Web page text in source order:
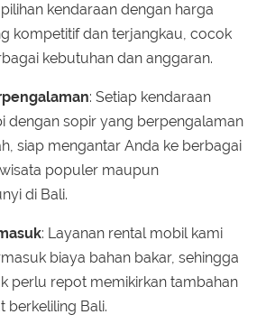
kendaraan dengan harga
kompetitif dan terjangkau, cocok
kebutuhan dan anggaran.
: Setiap kendaraan
dengan sopir yang berpengalaman
siap mengantar Anda ke berbagai
populer maupun
di Bali.
: Layanan rental mobil kami
biaya bahan bakar, sehingga
perlu repot memikirkan tambahan
berkeliling Bali.